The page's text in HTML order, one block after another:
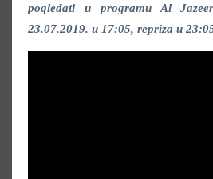
pogledati u programu Al
23.07.2019. u 17:05, repriza u